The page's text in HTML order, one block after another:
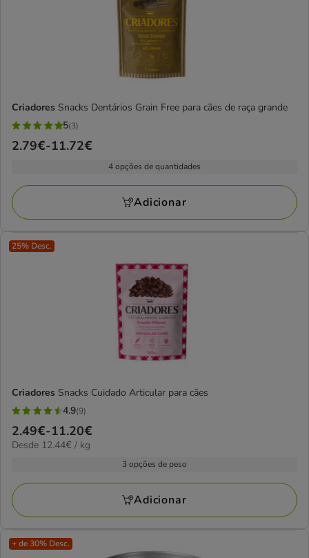
Criadores Snacks Dentários Grain Free para cães de raça grande
5
estrelas
avaliações
5(3)
Preço
a
11.72€
2.79€-11.72€
4 opções de quantidades
Adicionar
25% Desc.
Criadores Snacks Cuidado Articular para cães
4.9
estrelas
com
avaliações
4.9(9)
Preço
de
11.20€
2.49€-11.20€
12.44€
Desde 12.44€ / kg
3 opções de peso
Adicionar
+ de 30% Desc.